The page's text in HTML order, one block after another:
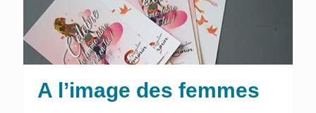
A l’image des femmes